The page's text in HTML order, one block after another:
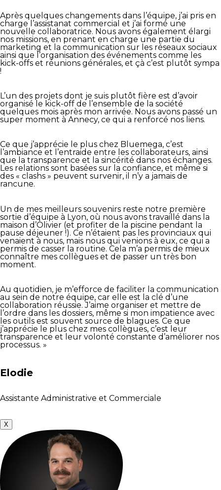
Après quelques changements dans l’équipe, j’ai pris en
charge l’assistanat commercial et j’ai formé une
nouvelle collaboratrice. Nous avons également élargi
nos missions, en prenant en charge une partie du
marketing et la communication sur les réseaux sociaux
ainsi que l’organisation des événements comme les
kick-offs et réunions générales, et çà c’est plutôt sympa
!
L’un des projets dont je suis plutôt fière est d’avoir
organisé le kick-off de l’ensemble de la société
quelques mois après mon arrivée. Nous avons passé un
super moment à Annecy, ce qui a renforcé nos liens.
Ce que j’apprécie le plus chez Bluemega, c’est
l’ambiance et l’entraide entre les collaborateurs, ainsi
que la transparence et la sincérité dans nos échanges.
Les relations sont basées sur la confiance, et même si
des « clashs » peuvent survenir, il n’y a jamais de
rancune.
Un de mes meilleurs souvenirs reste notre première
sortie d’équipe à Lyon, où nous avons travaillé dans la
maison d’Olivier (et profiter de la piscine pendant la
pause déjeuner !). Ce n’étaient pas les provinciaux qui
venaient à nous, mais nous qui venions à eux, ce qui a
permis de casser la routine. Cela m’a permis de mieux
connaître mes collègues et de passer un très bon
moment.
Au quotidien, je m’efforce de faciliter la communication
au sein de notre équipe, car elle est la clé d’une
collaboration réussie. J’aime organiser et mettre de
l’ordre dans les dossiers, même si mon impatience avec
les outils est souvent source de blagues. Ce que
j’apprécie le plus chez mes collègues, c’est leur
transparence et leur volonté constante d’améliorer nos
processus. »
Elodie
Assistante Administrative et Commerciale
X